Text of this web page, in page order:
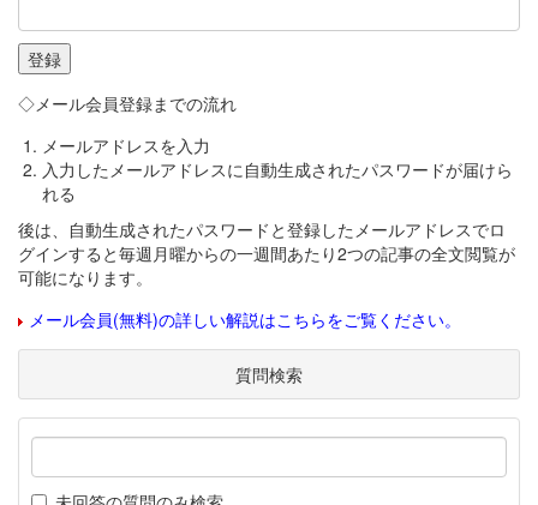
◇メール会員登録までの流れ
メールアドレスを入力
入力したメールアドレスに自動生成されたパスワードが届けら
れる
後は、自動生成されたパスワードと登録したメールアドレスでロ
グインすると毎週月曜からの一週間あたり2つの記事の全文閲覧が
可能になります。
メール会員(無料)の詳しい解説はこちらをご覧ください。
質問検索